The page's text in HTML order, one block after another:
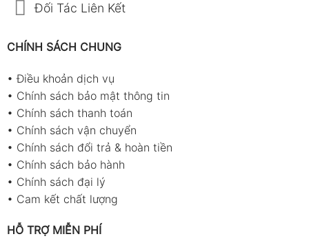
Đối Tác Liên Kết
CHÍNH SÁCH CHUNG
•Điều khoản dịch vụ
• Chính sách bảo mật thông tin
• Chính sách thanh toán
• Chính sách vận chuyển
• Chính sách đổi trả & hoàn tiền
• Chính sách bảo hành
• Chính sách đại lý
• Cam kết chất lượng
HỖ TRỢ MIỄN PHÍ